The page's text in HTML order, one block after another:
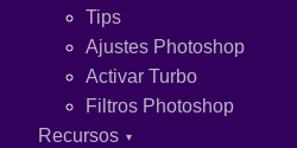
Tips
Ajustes Photoshop
Activar Turbo
Filtros Photoshop
Recursos